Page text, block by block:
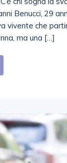
Benucci, 29
vivente che
ma una […]